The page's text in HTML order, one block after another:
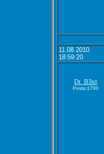
11.08.2010
18:59:20
Dr. B3st
Posts:1700